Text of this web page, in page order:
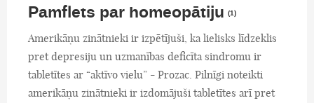
Pamflets par homeopātiju (1)
Amerikāņu zinātnieki ir izpētījuši, ka lielisks līdzeklis
pret depresiju un uzmanības deficīta sindromu ir
tabletītes ar “aktīvo vielu” - Prozac. Pilnīgi noteikti
amerikāņu zinātnieki ir izdomājuši tabletītes arī pret